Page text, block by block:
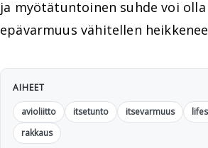
ja myötätuntoinen suhde voi
epävarmuus vähitellen
AIHEET
avioliitto
itsetunto itsevarmuus
rakkaus